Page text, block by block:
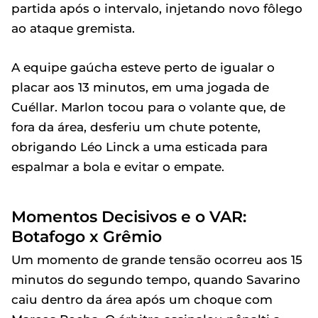
partida após o intervalo, injetando novo fôlego
ao ataque gremista.
A equipe gaúcha esteve perto de igualar o
placar aos 13 minutos, em uma jogada de
Cuéllar. Marlon tocou para o volante que, de
fora da área, desferiu um chute potente,
obrigando Léo Linck a uma esticada para
espalmar a bola e evitar o empate.
Momentos Decisivos e o VAR:
Botafogo x Grêmio
Um momento de grande tensão ocorreu aos 15
minutos do segundo tempo, quando Savarino
caiu dentro da área após um choque com